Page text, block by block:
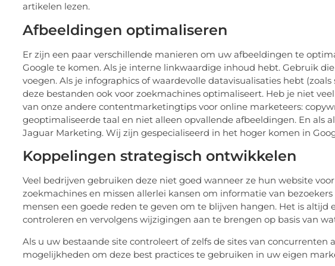
artikelen lezen.
Afbeeldingen optimaliseren
Er zijn een paar verschillende manieren om uw afbeeldingen te
Google te komen. Als je interne linkwaardige inhoud hebt. Gebruik
voegen. Als je infographics of waardevolle datavisualisaties hebt
deze bestanden ook voor zoekmachines optimaliseert. Heb je niet
van onze andere contentmarketingtips voor online marketeers:
geoptimaliseerde taal en niet alleen opvallende afbeeldingen. En als
Jaguar Marketing. Wij zijn gespecialiseerd in het hoger komen in
Koppelingen strategisch ontwikkelen
Veel bedrijven gebruiken deze niet goed wanneer ze hun website
zoekmachines en missen allerlei kansen om informatie van
mensen een goede reden te geven om te blijven hangen. Het is
controleren en vervolgens wijzigingen aan te brengen op basis van
Als u uw bestaande site controleert of zelfs de sites van concurrenten
mogelijkheden om deze best practices te gebruiken in uw eigen